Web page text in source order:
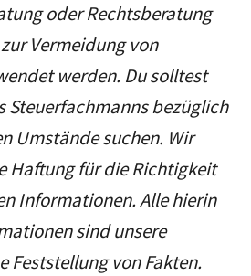
oder Rechtsberatung
Vermeidung von
werden. Du solltest
Steuerfachmanns bezüglich
Umstände suchen. Wir
Haftung für die Richtigkeit
Informationen. Alle hierin
sind unsere
Feststellung von Fakten.